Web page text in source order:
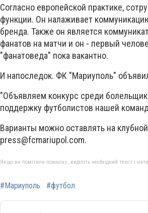
Согласно европейской практике,
функции. Он налаживает
бренда. Также он является
фанатов на матчи и он - первый
"фанатоведа" пока вакантно.
И напоследок. ФК "Мариуполь"
"Объявляем конкурс среди
поддержку футболистов нашей
Варианты можно оставлять на
press@fcmariupol.com.
Якщо ви помітили помилку, виділіть необхідний текст і
#Мариуполь #футбол